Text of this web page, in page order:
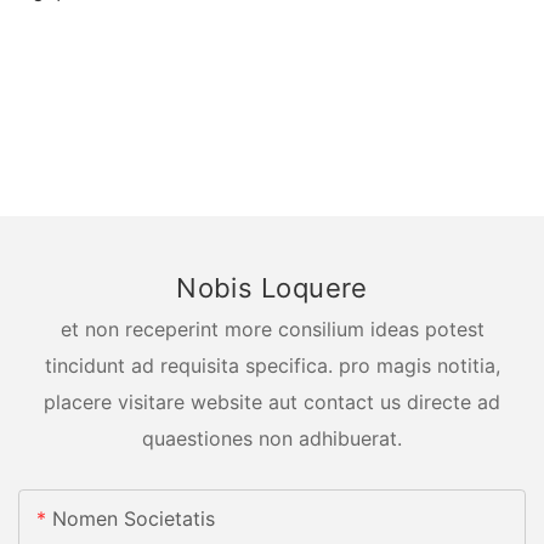
Nobis Loquere
et non receperint more consilium ideas potest
tincidunt ad requisita specifica. pro magis notitia,
placere visitare website aut contact us directe ad
quaestiones non adhibuerat.
Nomen Societatis